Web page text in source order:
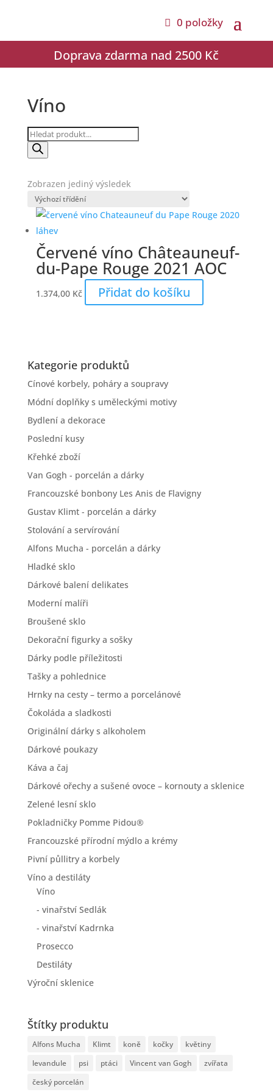
0 položky
Doprava zdarma nad 2500 Kč
Víno
Products
search
Zobrazen jediný výsledek
Červené víno Châteauneuf-
du-Pape Rouge 2021 AOC
1.374,00 Kč Přidat do košíku
Kategorie produktů
Cínové korbely, poháry a soupravy
Módní doplňky s uměleckými motivy
Bydlení a dekorace
Poslední kusy
Křehké zboží
Van Gogh - porcelán a dárky
Francouzské bonbony Les Anis de Flavigny
Gustav Klimt - porcelán a dárky
Stolování a servírování
Alfons Mucha - porcelán a dárky
Hladké sklo
Dárkové balení delikates
Moderní malíři
Broušené sklo
Dekorační figurky a sošky
Dárky podle příležitosti
Tašky a pohlednice
Hrnky na cesty – termo a porcelánové
Čokoláda a sladkosti
Originální dárky s alkoholem
Dárkové poukazy
Káva a čaj
Dárkové ořechy a sušené ovoce – kornouty a sklenice
Zelené lesní sklo
Pokladničky Pomme Pidou®
Francouzské přírodní mýdlo a krémy
Pivní půllitry a korbely
Víno a destiláty
Víno
- vinařství Sedlák
- vinařství Kadrnka
Prosecco
Destiláty
Výroční sklenice
Štítky produktu
Alfons Mucha Klimt koně kočky
květiny
levandule
psi ptáci Vincent van Gogh
zvířata
český porcelán